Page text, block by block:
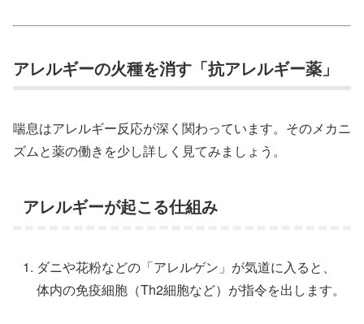
アレルギーの火種を消す「抗アレルギー薬」
喘息はアレルギー反応が深く関わっています。そのメカニ
ズムと薬の働きを少し詳しく見てみましょう。
アレルギーが起こる仕組み
ダニや花粉などの「アレルゲン」が気道に入ると、
体内の免疫細胞（Th2細胞など）が指令を出します。